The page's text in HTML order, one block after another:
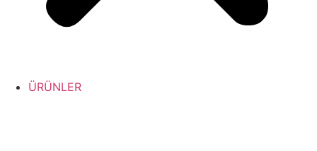
ÜRÜNLER